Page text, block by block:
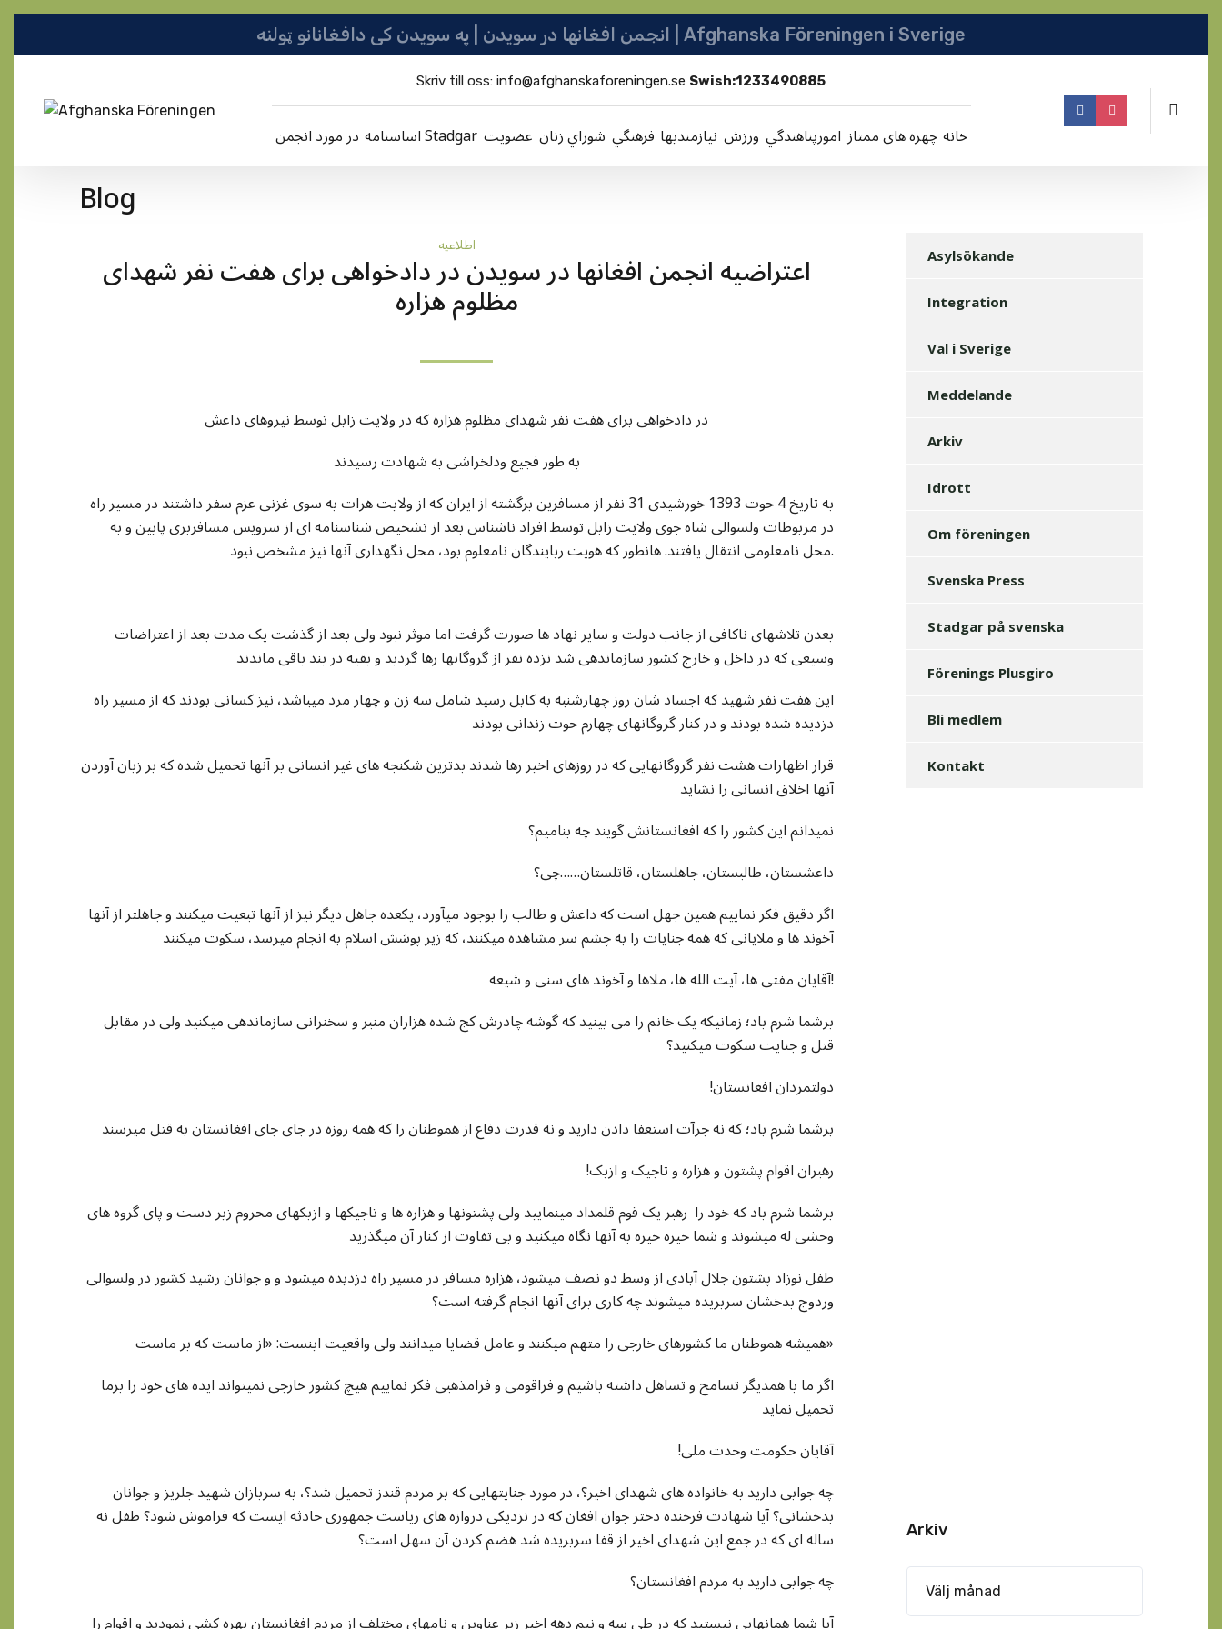
انجمن افغانها در سویدن | په سویدن کی دافغانانو ټولنه | Afghanska Föreningen i Sverige
Skriv till oss:info@afghanskaforeningen.se Swish:1233490885
در مورد انجمن اساسنامه Stadgar عضویت شوراي زنان فرهنگي نيازمنديها ورزش امورپناهندگي چهره های ممتازخانه
Blog
اطلاعيه
اعتراضیه انجمن افغانها در سویدن در دادخواهی برای هفت نفر شهدای
مظلوم هزاره
در دادخواهی برای هفت نفر شهدای مظلوم هزاره که در ولایت زابل توسط نیروهای داعش
به طور فجیع ودلخراشی به شهادت رسیدند
به تاریخ 4 حوت 1393 خورشیدی 31 نفر از مسافرین برگشته از ایران که از ولایت هرات به سوی غزنی عزم سفر داشتند در مسیر راه
در مربوطات ولسوالی شاه جوی ولایت زابل توسط افراد ناشناس بعد از تشخیص شناسنامه ای از سرویس مسافربری پایین و به
محل نامعلومی انتقال یافتند. هانطور که هویت ربایندگان نامعلوم بود، محل نگهداری آنها نیز مشخص نبود.
بعدن تلاشهای ناکافی از جانب دولت و سایر نهاد ها صورت گرفت اما موثر نبود ولی بعد از گذشت یک مدت بعد از اعتراضات
وسیعی که در داخل و خارج کشور سازماندهی شد نزده نفر از گروگانها رها گردید و بقیه در بند باقی ماندند
این هفت نفر شهید که اجساد شان روز چهارشنبه به کابل رسید شامل سه زن و چهار مرد میباشد، نیز کسانی بودند که از مسیر راه
دزدیده شده بودند و در کنار گروگانهای چهارم حوت زندانی بودند
قرار اظهارات هشت نفر گروگانهایی که در روزهای اخیر رها شدند بدترین شکنجه های غیر انسانی بر آنها تحمیل شده که بر زبان آوردن
آنها اخلاق انسانی را نشاید
نمیدانم این کشور را که افغانستانش گویند چه بناميم؟
داعشستان، طالبستان، جاهلستان، قاتلستان……چی؟
اگر دقیق فکر نماییم همین جهل است که داعش و طالب را بوجود میآورد، یکعده جاهل دیگر نیز از آنها تبعیت میکنند و جاهلتر از آنها
آخوند ها و ملایانی که همه جنایات را به چشم سر مشاهده میکنند، که زیر پوشش اسلام به انجام میرسد، سکوت میکنند
آقایان مفتی ها، آیت الله ها، ملاها و آخوند های سنی و شیعه!
برشما شرم باد؛ زمانیکه یک خانم را می بینید که گوشه چادرش کج شده هزاران منبر و سخنرانی سازماندهی میکنید ولی در مقابل
قتل و جنایت سکوت میکنید؟
!دولتمردان افغانستان
برشما شرم باد؛ که نه جرآت استعفا دادن دارید و نه قدرت دفاع از هموطنان را که همه روزه در جای جای افغانستان به قتل میرسند
!رهبران اقوام پشتون و هزاره و تاجیک و ازبک
برشما شرم باد که خود را رهبر یک قوم قلمداد مینمایید ولی پشتونها و هزاره ها و تاجیکها و ازبکهای محروم زیر دست و پای گروه های
وحشی له میشوند و شما خیره خیره به آنها نگاه میکنید و بی تفاوت از کنار آن میگذرید
طفل نوزاد پشتون جلال آبادی از وسط دو نصف میشود، هزاره مسافر در مسیر راه دزدیده میشود و و جوانان رشید کشور در ولسوالی
وردوج بدخشان سربریده میشوند چه کاری برای آنها انجام گرفته است؟
همیشه هموطنان ما کشورهای خارجی را متهم میکنند و عامل قضایا میدانند ولی واقعیت اینست: «از ماست که بر ماست»
اگر ما با همدیگر تسامح و تساهل داشته باشیم و فراقومی و فرامذهبی فکر نماییم هیچ کشور خارجی نمیتواند ایده های خود را برما
تحمیل نماید
!آقایان حکومت وحدت ملی
چه جوابی دارید به خانواده های شهدای اخیر؟، در مورد جنایتهایی که بر مردم قندز تحمیل شد؟، به سربازان شهید جلریز و جوانان
بدخشانی؟ آیا شهادت فرخنده دختر جوان افغان که در نزدیکی دروازه های ریاست جمهوری حادثه ایست که فراموش شود؟ طفل نه
ساله ای که در جمع این شهدای اخیر از قفا سربریده شد هضم کردن آن سهل است؟
چه جوابی دارید به مردم افغانستان؟
Asylsökande
Integration
Val i Sverige
Meddelande
Arkiv
Idrott
Om föreningen
Svenska Press
Stadgar på svenska
Förenings Plusgiro
Bli medlem
Kontakt
Arkiv